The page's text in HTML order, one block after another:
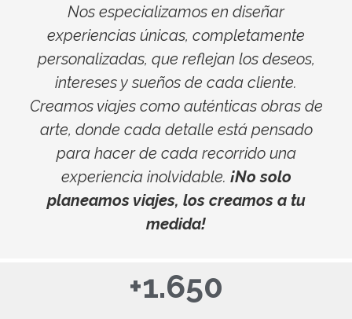
Nos especializamos en diseñar
experiencias únicas, completamente
personalizadas, que reflejan los deseos,
intereses y sueños de cada cliente.
Creamos viajes como auténticas obras de
arte, donde cada detalle está pensado
para hacer de cada recorrido una
experiencia inolvidable. ¡No solo
planeamos viajes, los creamos a tu
medida!
+1.650